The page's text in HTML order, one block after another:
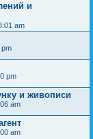
и
am
pm
pm
и живописи
am
am